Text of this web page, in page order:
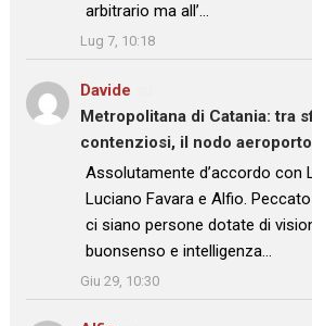
arbitrario ma all’…
”
Lug 7, 10:18
Davide
Metropolitana di Catania: tra
contenziosi, il nodo
: “
Assolutamente d’accordo con
Luciano Favara e Alfio.
ci siano persone dotate di
buonsenso e intelligenza…
”
Giu 29, 10:30